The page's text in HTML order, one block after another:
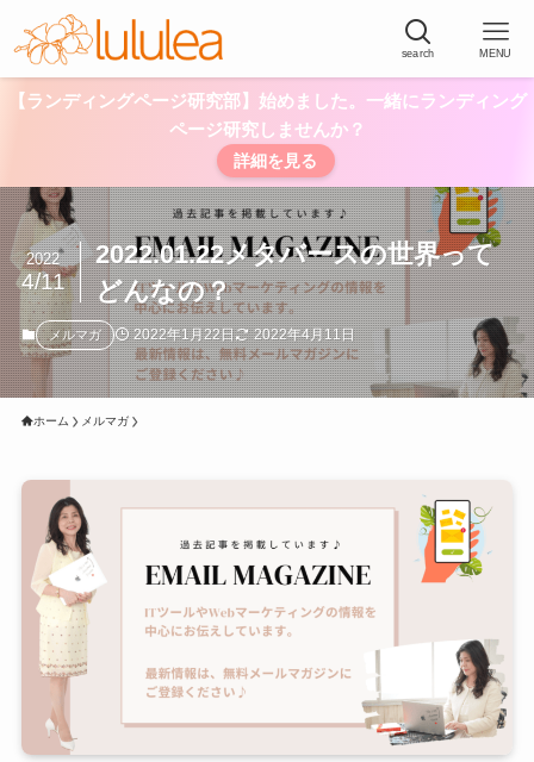
search MENU
【ランディングページ研究部】始めました。一緒にランディング
ページ研究しませんか？
詳細を見る
2022.01.22メタバースの世界って
どんなの？
2022
4/11
メルマガ 2022年1月22日 2022年4月11日
ホーム メルマガ